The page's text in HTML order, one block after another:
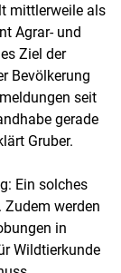
mittlerweile als
Agrar- und
Ziel der
Bevölkerung
seit
gerade
Gruber.
Ein solches
Zudem werden
in
Wildtierkunde